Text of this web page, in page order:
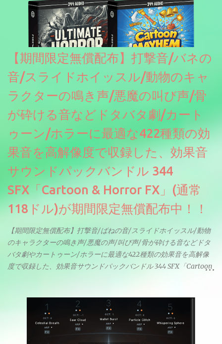
【期間限定無償配布】打撃音/バネの
音/スライドホイッスル/動物のキャ
ラクターの鳴き声/悪魔の叫び声/骨
が砕ける音などドタバタ劇/カート
ゥーン/ホラーに最適な422種類の効
果音を高解像度で収録した、効果音
サウンドパックバンドル 344
SFX「Cartoon & Horror FX」(通常
118ドル)が期間限定無償配布中！！
【期間限定無償配布】打撃音/ばねの音/スライドホイッスル/動物
のキャラクターの鳴き声/悪魔の声/叫び声/骨が砕ける音などドタ
バタ劇やカートゥーン/ホラーに最適な422種類の効果音を高解像
度で収録した、効果音サウンドパックバンドル 344 SFX「Cartoon